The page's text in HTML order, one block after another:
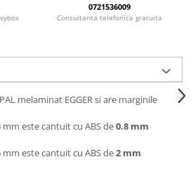
0721536009
Consultanta telefonica gratuita
melaminat EGGER si are marginile
este cantuit cu ABS de0.8 mm
este cantuit cu ABS de2 mm